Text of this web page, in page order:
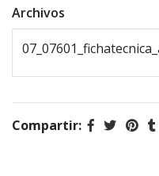
Archivos
Compartir: